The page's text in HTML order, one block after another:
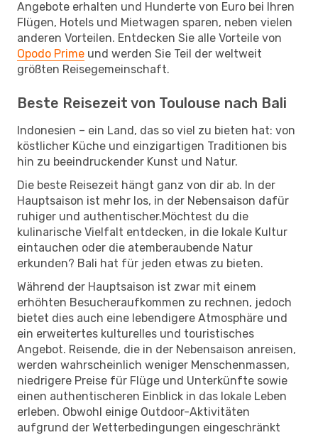
Angebote erhalten und Hunderte von Euro bei Ihren
Flügen, Hotels und Mietwagen sparen, neben vielen
anderen Vorteilen. Entdecken Sie alle Vorteile von
Opodo Prime und werden Sie Teil der weltweit
größten Reisegemeinschaft.
Beste Reisezeit von Toulouse nach Bali
Indonesien – ein Land, das so viel zu bieten hat: von
köstlicher Küche und einzigartigen Traditionen bis
hin zu beeindruckender Kunst und Natur.
Die beste Reisezeit hängt ganz von dir ab. In der
Hauptsaison ist mehr los, in der Nebensaison dafür
ruhiger und authentischer.Möchtest du die
kulinarische Vielfalt entdecken, in die lokale Kultur
eintauchen oder die atemberaubende Natur
erkunden? Bali hat für jeden etwas zu bieten.
Während der Hauptsaison ist zwar mit einem
erhöhten Besucheraufkommen zu rechnen, jedoch
bietet dies auch eine lebendigere Atmosphäre und
ein erweitertes kulturelles und touristisches
Angebot. Reisende, die in der Nebensaison anreisen,
werden wahrscheinlich weniger Menschenmassen,
niedrigere Preise für Flüge und Unterkünfte sowie
einen authentischeren Einblick in das lokale Leben
erleben. Obwohl einige Outdoor-Aktivitäten
aufgrund der Wetterbedingungen eingeschränkt